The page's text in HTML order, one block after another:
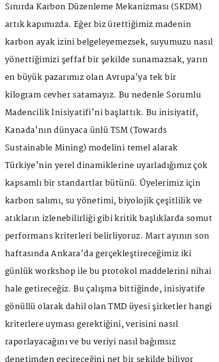
Sınırda Karbon Düzenleme Mekanizması (SKDM)
artık kapımızda. Eğer biz ürettiğimiz madenin
karbon ayak izini belgeleyemezsek, suyumuzu nasıl
yönettiğimizi şeffaf bir şekilde sunamazsak, yarın
en büyük pazarımız olan Avrupa'ya tek bir
kilogram cevher satamayız. Bu nedenle Sorumlu
Madencilik İnisiyatifi'ni başlattık. Bu inisiyatif,
Kanada'nın dünyaca ünlü TSM (Towards
Sustainable Mining) modelini temel alarak
Türkiye'nin yerel dinamiklerine uyarladığımız çok
kapsamlı bir standartlar bütünü. Üyelerimiz için
karbon salımı, su yönetimi, biyolojik çeşitlilik ve
atıkların izlenebilirliği gibi kritik başlıklarda somut
performans kriterleri belirliyoruz. Mart ayının son
haftasında Ankara'da gerçekleştireceğimiz iki
günlük workshop ile bu protokol maddelerini nihai
hale getireceğiz. Bu çalışma bittiğinde, inisiyatife
gönüllü olarak dahil olan TMD üyesi şirketler hangi
kriterlere uyması gerektiğini, verisini nasıl
raporlayacağını ve bu veriyi nasıl bağımsız